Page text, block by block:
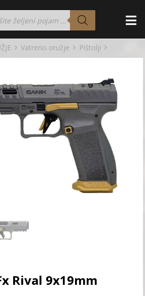
Vatreno oružje Pištolji
Rival 9x19mm